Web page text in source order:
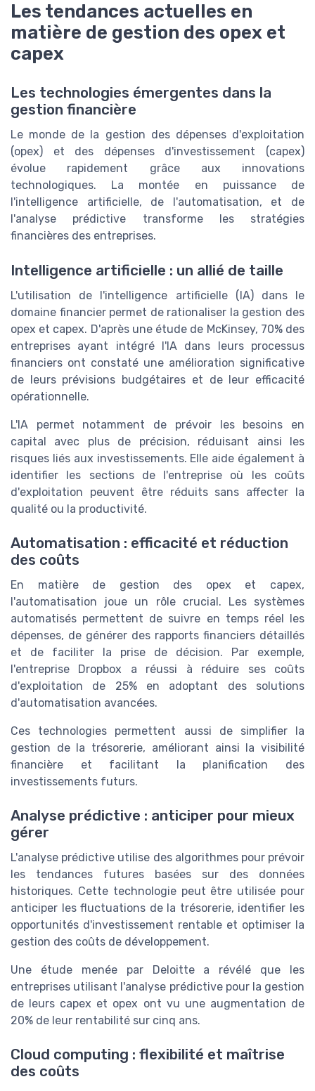
Les tendances actuelles en
matière de gestion des opex et
capex
Les technologies émergentes dans la
gestion financière
Le monde de la gestion des dépenses d'exploitation
(opex) et des dépenses d'investissement (capex)
évolue rapidement grâce aux innovations
technologiques. La montée en puissance de
l'intelligence artificielle, de l'automatisation, et de
l'analyse prédictive transforme les stratégies
financières des entreprises.
Intelligence artificielle : un allié de taille
L'utilisation de l'intelligence artificielle (IA) dans le
domaine financier permet de rationaliser la gestion des
opex et capex. D'après une étude de McKinsey, 70% des
entreprises ayant intégré l'IA dans leurs processus
financiers ont constaté une amélioration significative
de leurs prévisions budgétaires et de leur efficacité
opérationnelle.
L'IA permet notamment de prévoir les besoins en
capital avec plus de précision, réduisant ainsi les
risques liés aux investissements. Elle aide également à
identifier les sections de l'entreprise où les coûts
d'exploitation peuvent être réduits sans affecter la
qualité ou la productivité.
Automatisation : efficacité et réduction
des coûts
En matière de gestion des opex et capex,
l'automatisation joue un rôle crucial. Les systèmes
automatisés permettent de suivre en temps réel les
dépenses, de générer des rapports financiers détaillés
et de faciliter la prise de décision. Par exemple,
l'entreprise Dropbox a réussi à réduire ses coûts
d'exploitation de 25% en adoptant des solutions
d'automatisation avancées.
Ces technologies permettent aussi de simplifier la
gestion de la trésorerie, améliorant ainsi la visibilité
financière et facilitant la planification des
investissements futurs.
Analyse prédictive : anticiper pour mieux
gérer
L'analyse prédictive utilise des algorithmes pour prévoir
les tendances futures basées sur des données
historiques. Cette technologie peut être utilisée pour
anticiper les fluctuations de la trésorerie, identifier les
opportunités d'investissement rentable et optimiser la
gestion des coûts de développement.
Une étude menée par Deloitte a révélé que les
entreprises utilisant l'analyse prédictive pour la gestion
de leurs capex et opex ont vu une augmentation de
20% de leur rentabilité sur cinq ans.
Cloud computing : flexibilité et maîtrise
des coûts